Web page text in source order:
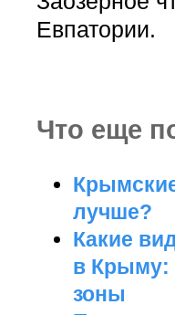
Евпатории.
Что еще
лучше?
Какие
в Крыму:
зоны